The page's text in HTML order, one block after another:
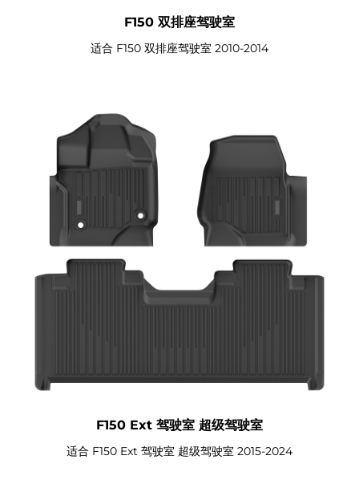
F150 双排座驾驶室
适合 F150 双排座驾驶室 2010-2014
F150 Ext 驾驶室 超级驾驶室
适合 F150 Ext 驾驶室 超级驾驶室 2015-2024